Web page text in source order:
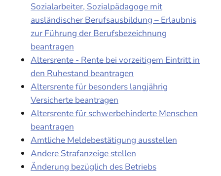
Sozialarbeiter, Sozialpädagoge mit
ausländischer Berufsausbildung – Erlaubnis
zur Führung der Berufsbezeichnung
beantragen
Altersrente - Rente bei vorzeitigem Eintritt in
den Ruhestand beantragen
Altersrente für besonders langjährig
Versicherte beantragen
Altersrente für schwerbehinderte Menschen
beantragen
Amtliche Meldebestätigung ausstellen
Andere Strafanzeige stellen
Änderung bezüglich des Betriebs